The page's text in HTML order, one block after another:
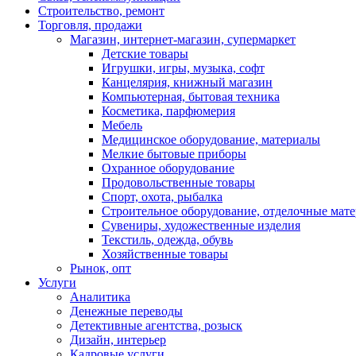
Строительство, ремонт
Торговля, продажи
Магазин, интернет-магазин, супермаркет
Детские товары
Игрушки, игры, музыка, софт
Канцелярия, книжный магазин
Компьютерная, бытовая техника
Косметика, парфюмерия
Мебель
Медицинское оборудование, материалы
Мелкие бытовые приборы
Охранное оборудование
Продовольственные товары
Спорт, охота, рыбалка
Строительное оборудование, отделочные
Сувениры, художественные изделия
Текстиль, одежда, обувь
Хозяйственные товары
Рынок, опт
Услуги
Аналитика
Денежные переводы
Детективные агентства, розыск
Дизайн, интерьер